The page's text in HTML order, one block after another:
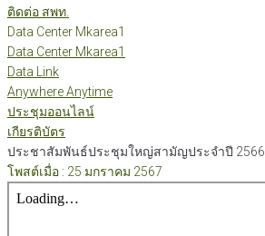
ติดต่อ สพท.
Data Center Mkarea1
Data Center Mkarea1
Data Link
Anywhere Anytime
ประชุมออนไลน์
เกียรติบัตร
ประชาสัมพันธ์ประชุมใหญ่สามัญประจำปี 2566
โพสต์เมื่อ : 25 มกราคม 2567